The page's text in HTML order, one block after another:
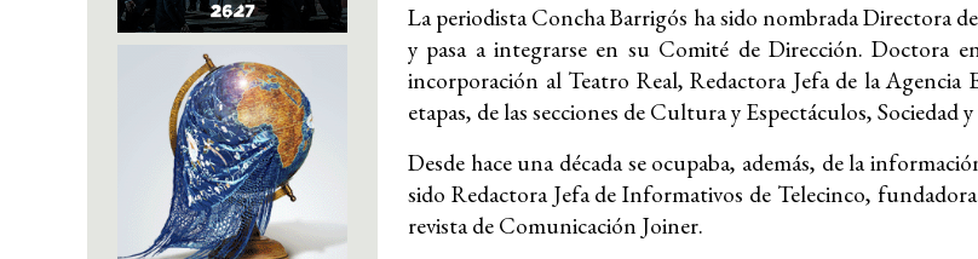
La periodista Concha Barrigós ha sido nombrada Directora
y pasa a integrarse en su Comité de Dirección. Doctora
incorporación al Teatro Real, Redactora Jefa de la Agencia
etapas, de las secciones de Cultura y Espectáculos, Sociedad
Desde hace una década se ocupaba, además, de la
sido Redactora Jefa de Informativos de Telecinco,
revista de Comunicación Joiner.